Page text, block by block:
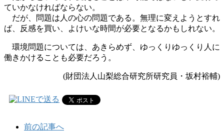
ていかなければならない。
だが、問題は人の心の問題である。無理に変えようとすれ
ば、反感を買い、よけいな時間が必要となるかもしれない。
環境問題については、あきらめず、ゆっくりゆっくり人に
働きかけることも必要だろう。
(財団法人山梨総合研究所研究員・坂村裕輔)
前の記事へ